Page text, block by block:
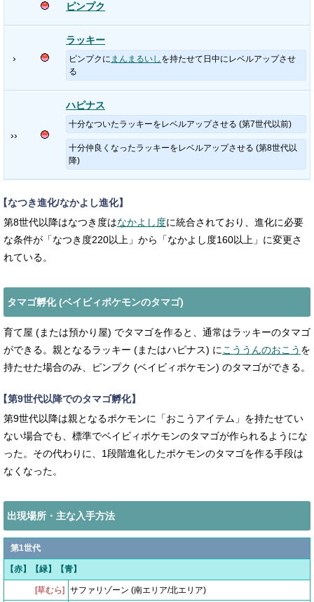
ピンプク
›
ラッキー
ピンプクに まんまるいし を持たせて日中にレベルアップさせ
る
››
ハピナス
十分なついたラッキーをレベルアップさせる (第7世代以前)
十分仲良くなったラッキーをレベルアップさせる (第8世代以
降)
なつき進化/なかよし進化】
第8世代以降はなつき度はなかよし度に統合されており、進化に必要
な条件が「なつき度220以上」から「なかよし度160以上」に変更さ
れている。
タマゴ孵化 (ベイビィポケモンのタマゴ)
育て屋 (または預かり屋) でタマゴを作ると、通常はラッキーのタマゴ
ができる。親となるラッキー (またはハピナス) に こううんのおこう を
持たせた場合のみ、ピンプク (ベイビィポケモン) のタマゴができる。
第9世代以降でのタマゴ孵化】
第9世代以降は親となるポケモンに「おこうアイテム」を持たせてい
ない場合でも、標準でベイビィポケモンのタマゴが作られるようにな
った。その代わりに、1段階進化したポケモンのタマゴを作る手段は
なくなった。
出現場所・主な入手方法
第1世代
【赤】【緑】【青】
[草むら] サファリゾーン (南エリア/北エリア)